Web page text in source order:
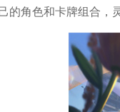
的角色和卡牌组合，